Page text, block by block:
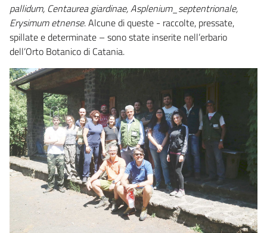
pallidum, Centaurea giardinae, Asplenium_septentrionale,
Erysimum etnense. Alcune di queste - raccolte, pressate,
spillate e determinate – sono state inserite nell’erbario
dell’Orto Botanico di Catania.